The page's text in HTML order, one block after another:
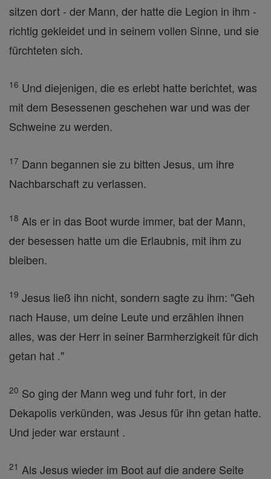
sitzen dort - der Mann, der hatte die Legion in ihm -
richtig gekleidet und in seinem vollen Sinne, und sie
fürchteten sich.
16 Und diejenigen, die es erlebt hatte berichtet, was
mit dem Besessenen geschehen war und was der
Schweine zu werden.
17 Dann begannen sie zu bitten Jesus, um ihre
Nachbarschaft zu verlassen.
18 Als er in das Boot wurde immer, bat der Mann,
der besessen hatte um die Erlaubnis, mit ihm zu
bleiben.
19 Jesus ließ ihn nicht, sondern sagte zu ihm: "Geh
nach Hause, um deine Leute und erzählen ihnen
alles, was der Herr in seiner Barmherzigkeit für dich
getan hat ."
20 So ging der Mann weg und fuhr fort, in der
Dekapolis verkünden, was Jesus für ihn getan hatte.
Und jeder war erstaunt .
21 Als Jesus wieder im Boot auf die andere Seite